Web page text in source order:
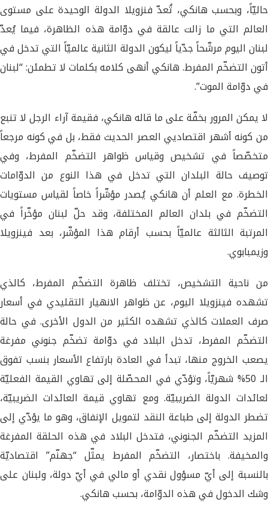
حاليّاً، وبحسب هانكي، تُعدّ فنزويلا الدولة الوحيدة على مستوى
العالم التي ما زالت عالقة في دوّامة هذه الظاهرة، فيما يُعدّ
لبنان اليوم مرشّحاً جدّياً ليكون الدولة الثانية عالميّاً التي تدخل في
أتون التضخّم المفرط. هانكي أنهى كلامه بكلمات لا تطمئن: “لبنان
في دوّامة الموت”.
لا يمكن المرور بخفّة على ما قاله هانكي، فقيمة آراء الرجل لا تنبع
من كونه أشهر اقتصاديي العصر الحديث فقط، بل في كونه مرجعاً
متخصّصاً في تشخيص وقياس ظواهر التضخّم المفرط، وفي
توصيف حالة البلدان التي تدخل في هذا النوع من الدوّامات
الخطرة. مع العلم أن هانكي يُصدر مؤشّراً خاصاً لقياس مستويات
التضخّم في بلدان العالم المختلفة، وقد حلّ لبنان مؤخّراً في
المرتبة الثالثة عالميّاً بحسب أرقام هذا المؤشّر، بعد فينزويلا
وزيمبابوي.
من ناحية التشخيص، تختلف ظاهرة التضخّم المفرط، كالذي
تشهده فينزويلا اليوم، عن ظواهر الانهيار التقليدي في أسعار
صرف العملات كالذي تشهده الكثير من الدول الأخرى. في حالة
التضخّم المفرط، تدخل البلاد في دوّامة تضخّم جنوني مفرغة
يصعب الخروج منها، تبدأ في العادة بارتفاع الأسعار بنسب تفوق
الـ 50% شهريّاً، وتؤدّي في المحصّلة إلى تهاوي القيمة الفعليّة
لعائدات الدولة الضريبيّة. ومع تهاوي قيمة العائدات الضريبيّة،
تضطر الدولة إلى طباعة النقد لتمويل الإنفاق، وهو ما يؤدّي إلى
المزيد التضخّم الجنوني، فتدخل البلاد في هذه الحلقة المفرغة
والمخيفة. باختصار، التضخّم المفرط يمثّل “جهنّم” اقتصاديّة
بالنسبة إلى أيّ مسؤول نقدي أو مالي في أيّ دولة، ولبنان على
وشك الدخول في هذه الدوّامة، بحسب هانكي.